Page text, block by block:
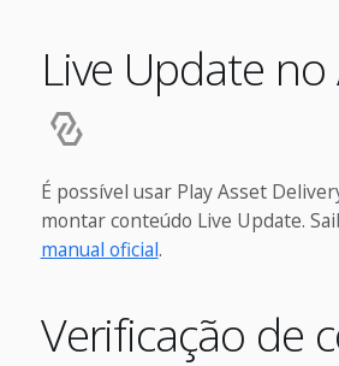
Live Update
É possível usar Play Asset
montar conteúdo Live Update.
manual oficial.
Verificação de